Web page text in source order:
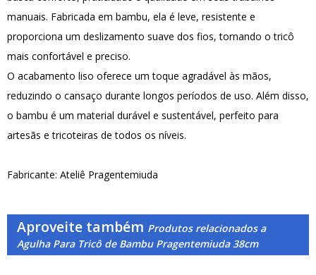
manuais. Fabricada em bambu, ela é leve, resistente e
proporciona um deslizamento suave dos fios, tornando o tricô
mais confortável e preciso.
O acabamento liso oferece um toque agradável às mãos,
reduzindo o cansaço durante longos períodos de uso. Além disso,
o bambu é um material durável e sustentável, perfeito para
artesãs e tricoteiras de todos os níveis.
Fabricante: Ateliê Pragentemiuda
Aproveite também Produtos relacionados a
Agulha Para Tricô de Bambu Pragentemiuda 38cm